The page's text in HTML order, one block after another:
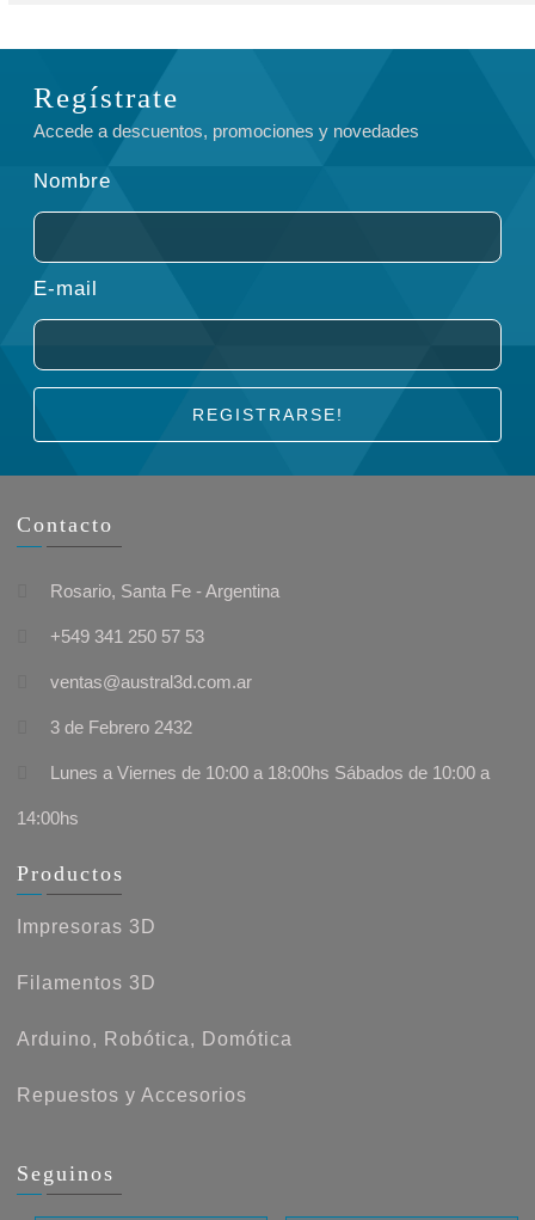
Regístrate
Accede a descuentos, promociones y novedades
Nombre
E-mail
REGISTRARSE!
Contacto
Rosario, Santa Fe - Argentina
+549 341 250 57 53
ventas@austral3d.com.ar
3 de Febrero 2432
Lunes a Viernes de 10:00 a 18:00hs Sábados de 10:00 a
14:00hs
Productos
Impresoras 3D
Filamentos 3D
Arduino, Robótica, Domótica
Repuestos y Accesorios
Seguinos